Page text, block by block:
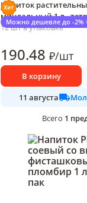
Можно дешевле до -2%
Напиток
миндальный 1 л.,
12 шт в упаковке
190.48 ₽/шт
В корзину
11 августа
Всего 1